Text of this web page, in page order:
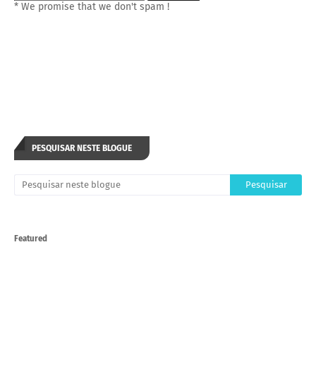
* We promise that we don't spam !
PESQUISAR NESTE BLOGUE
Featured